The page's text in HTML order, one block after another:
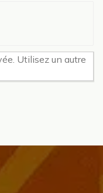
Utilisez un autre